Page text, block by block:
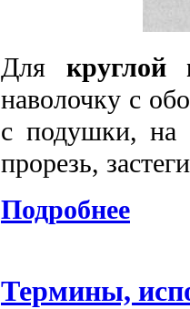
Для круглой
наволочку с
с подушки, на
прорезь,
Подробнее
Термины,